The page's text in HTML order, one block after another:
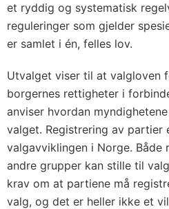
et ryddig og systematisk
reguleringer som gjelder
er samlet i én, felles lov.
Utvalget viser til at valgloven
borgernes rettigheter i
anviser hvordan
valget. Registrering av partier
valgavviklingen i Norge.
andre grupper kan stille til
krav om at partiene må
valg, og det er heller ikke et